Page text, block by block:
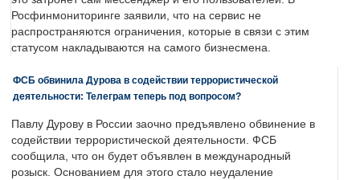
Росфинмониторинге заявили, что на сервис не
распространяются ограничения, которые в связи с этим
статусом накладываются на самого бизнесмена.
ФСБ обвинила Дурова в содействии террористической
деятельности: Телеграм теперь под вопросом?
Павлу Дурову в России заочно предъявлено обвинение в
содействии террористической деятельности. ФСБ
сообщила, что он будет объявлен в международный
розыск. Основанием для этого стало неудаление